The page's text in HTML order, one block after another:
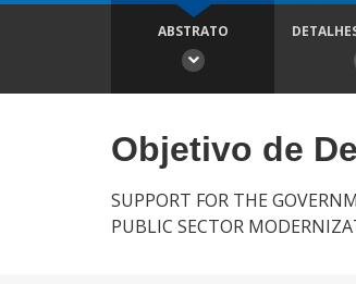
ABSTRATO
Objetivo de
SUPPORT FOR THE
PUBLIC SECTOR